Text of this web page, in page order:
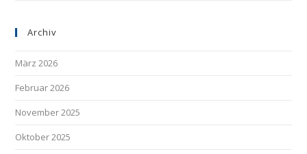
Archiv
März 2026
Februar 2026
November 2025
Oktober 2025